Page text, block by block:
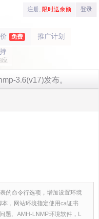
注册, 限时送余额 登录
免费 推广计划
应
3.6(v17)发布。
的命令行选项，增加设置环境
，网站环境指定使用ca证书
题。AMH-LNMP环境软件，L